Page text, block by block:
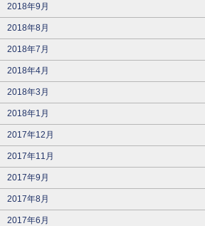
2018年9月
2018年8月
2018年7月
2018年4月
2018年3月
2018年1月
2017年12月
2017年11月
2017年9月
2017年8月
2017年6月